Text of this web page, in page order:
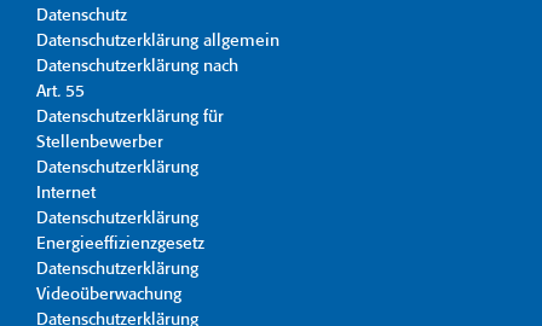
Datenschutz
Datenschutzerklärung allgemein
Datenschutzerklärung nach
Art. 55
Datenschutzerklärung für
Stellenbewerber
Datenschutzerklärung
Internet
Datenschutzerklärung
Energieeffizienzgesetz
Datenschutzerklärung
Videoüberwachung
Datenschutzerklärung